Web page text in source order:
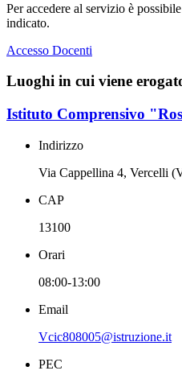
Per accedere al servizio è
indicato.
Accesso Docenti
Luoghi in cui viene
Istituto Comprensivo
Indirizzo
Via Cappellina 4, Vercelli
CAP
13100
Orari
08:00-13:00
Email
Vcic808005@istruzione.it
PEC